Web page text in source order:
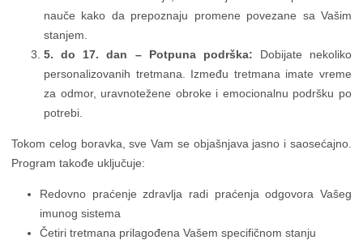
nauče kako da prepoznaju promene povezane sa Vašim
stanjem.
5. do 17. dan – Potpuna podrška: Dobijate nekoliko
personalizovanih tretmana. Između tretmana imate vreme
za odmor, uravnotežene obroke i emocionalnu podršku po
potrebi.
Tokom celog boravka, sve Vam se objašnjava jasno i saosećajno.
Program takođe uključuje:
Redovno praćenje zdravlja radi praćenja odgovora Vašeg
imunog sistema
Četiri tretmana prilagođena Vašem specifičnom stanju